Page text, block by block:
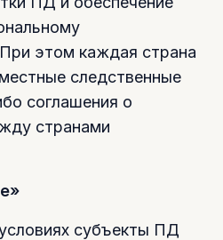
этом каждая страна
следственные
соглашения о
странами
субъекты ПД